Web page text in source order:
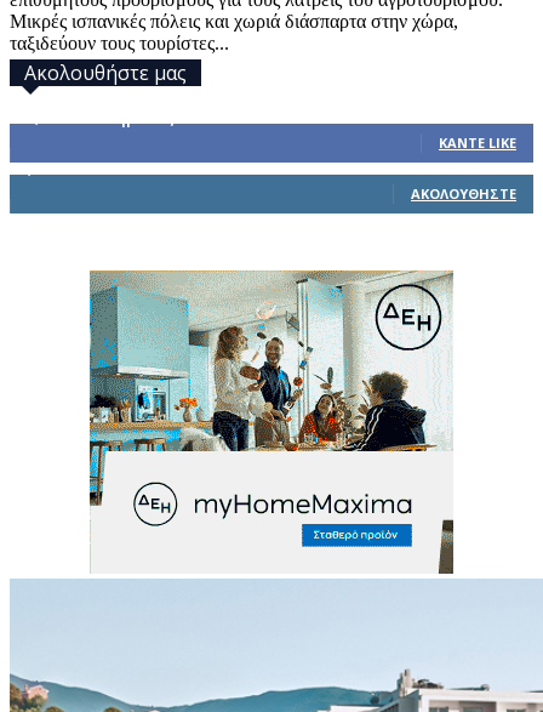
Μικρές ισπανικές πόλεις και χωριά διάσπαρτα στην χώρα,
ταξιδεύουν τους τουρίστες...
Ακολουθήστε μας
ΚΆΝΤΕ LIKE
ΑΚΟΛΟΥΘΉΣΤΕ